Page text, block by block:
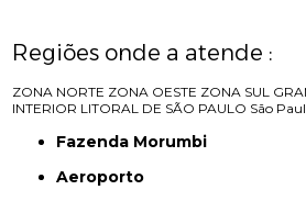
Regiões onde a atende :
ZONA NORTE ZONA OESTE ZONA SUL
INTERIOR LITORAL DE SÃO PAULO São
Fazenda Morumbi
Aeroporto